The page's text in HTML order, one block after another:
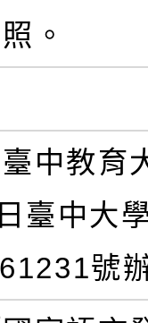
。
中教育
臺中大
號